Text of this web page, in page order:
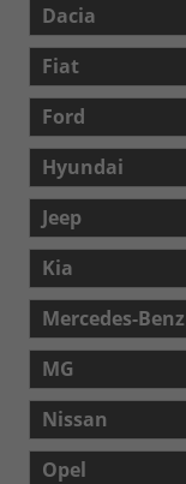
Dacia
Fiat
Ford
Hyundai
Jeep
Kia
Mercedes-Benz
MG
Nissan
Opel